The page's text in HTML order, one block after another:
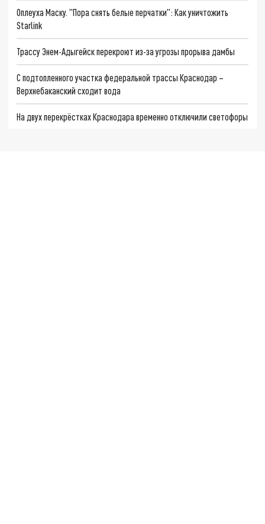
Оплеуха Маску. "Пора снять белые перчатки": Как уничтожить
Starlink
Трассу Энем-Адыгейск перекроют из-за угрозы прорыва дамбы
С подтопленного участка федеральной трассы Краснодар –
Верхнебаканский сходит вода
На двух перекрёстках Краснодара временно отключили светофоры